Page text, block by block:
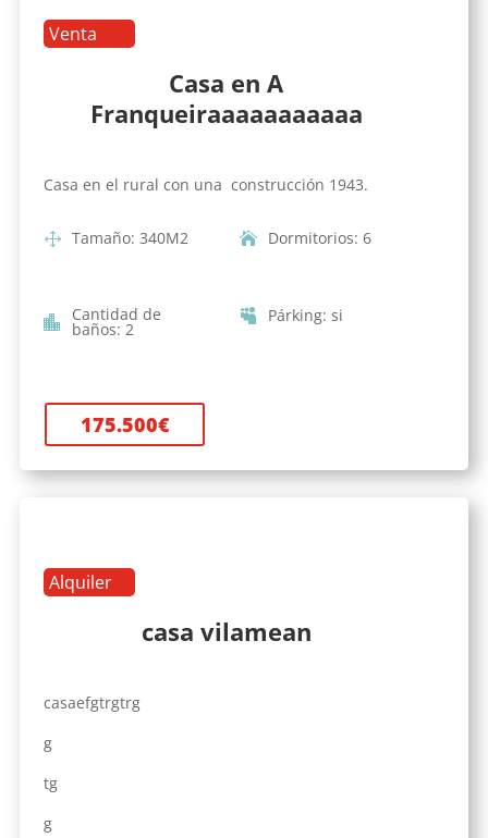
Venta
Casa en A
Franqueiraaaaaaaaaaa
Casa en el rural con una construcción 1943.
Tamaño: 340M2 Dormitorios: 6
Cantidad de
baños: 2
Párking: si
175.500€
Alquiler
casa vilamean
casaefgtrgtrg
g
tg
g